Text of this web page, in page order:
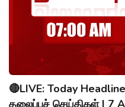
🔴LIVE: Today
தலைப்புச் செய்திகள் | 7